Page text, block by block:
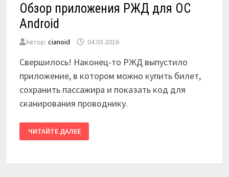
Обзор приложения РЖД для ОС
Android
Автор: cianoid 04.03.2016
Свершилось! Наконец-то РЖД выпустило
приложение, в котором можно купить билет,
сохранить пассажира и показать код для
сканирования проводнику.
ОБЗОР
ПРИЛОЖЕНИЯ
РЖД
ЧИТАЙТЕ ДАЛЕЕ